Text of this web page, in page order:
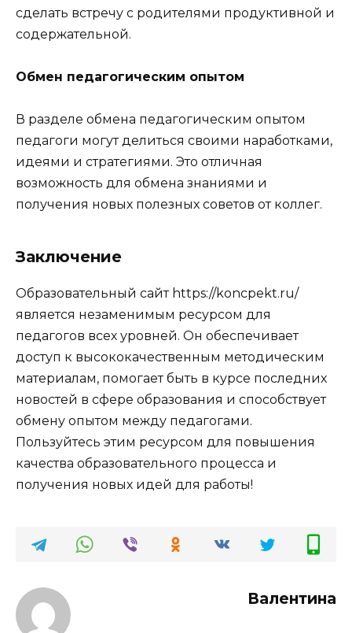
сделать встречу с родителями продуктивной и
содержательной.
Обмен педагогическим опытом
В разделе обмена педагогическим опытом
педагоги могут делиться своими наработками,
идеями и стратегиями. Это отличная
возможность для обмена знаниями и
получения новых полезных советов от коллег.
Заключение
Образовательный сайт https://koncpekt.ru/
является незаменимым ресурсом для
педагогов всех уровней. Он обеспечивает
доступ к высококачественным методическим
материалам, помогает быть в курсе последних
новостей в сфере образования и способствует
обмену опытом между педагогами.
Пользуйтесь этим ресурсом для повышения
качества образовательного процесса и
получения новых идей для работы!
Валентина